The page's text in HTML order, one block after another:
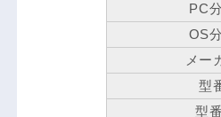
PC
OS
メー
型
型